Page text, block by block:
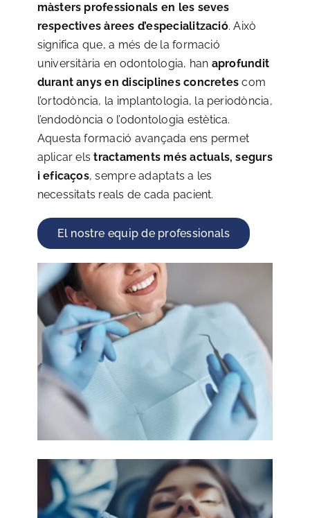
màsters professionals en les seves
respectives àrees d’especialització. Això
significa que, a més de la formació
universitària en odontologia, han aprofundit
durant anys en disciplines concretes com
l’ortodòncia, la implantologia, la periodòncia,
l’endodòncia o l’odontologia estètica.
Aquesta formació avançada ens permet
aplicar elstractaments més actuals, segurs
i eficaços, sempre adaptats a les
necessitats reals de cada pacient.
El nostre equip de professionals